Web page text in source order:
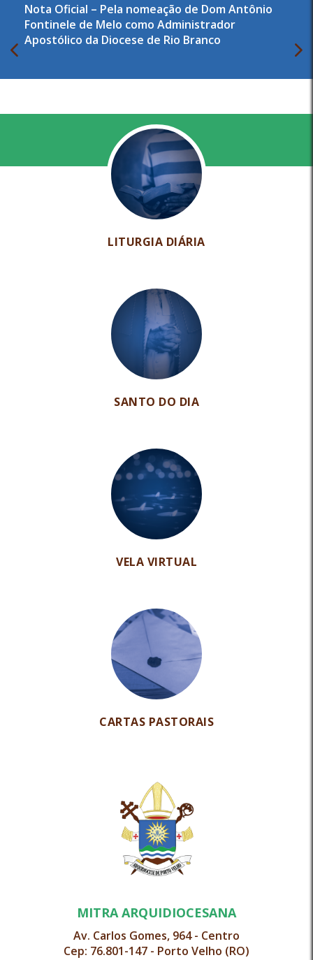
Nota Oficial – Pela nomeação de Dom Antônio
Fontinele de Melo como Administrador
Apostólico da Diocese de Rio Branco
LITURGIA DIÁRIA
SANTO DO DIA
VELA VIRTUAL
CARTAS PASTORAIS
MITRA ARQUIDIOCESANA
Av. Carlos Gomes, 964 - Centro
Cep: 76.801-147 - Porto Velho (RO)